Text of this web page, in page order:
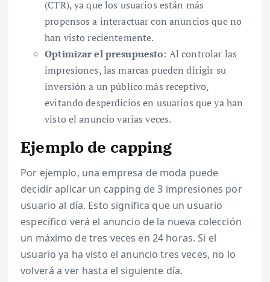
(CTR), ya que los usuarios están más
propensos a interactuar con anuncios que no
han visto recientemente.
Optimizar el presupuesto: Al controlar las
impresiones, las marcas pueden dirigir su
inversión a un público más receptivo,
evitando desperdicios en usuarios que ya han
visto el anuncio varias veces.
Ejemplo de capping
Por ejemplo, una empresa de moda puede
decidir aplicar un capping de 3 impresiones por
usuario al día. Esto significa que un usuario
específico verá el anuncio de la nueva colección
un máximo de tres veces en 24 horas. Si el
usuario ya ha visto el anuncio tres veces, no lo
volverá a ver hasta el siguiente día.